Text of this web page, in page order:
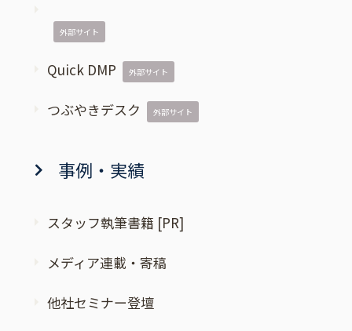
外部サイト
Quick DMP 外部サイト
つぶやきデスク 外部サイト
事例・実績
スタッフ執筆書籍 [PR]
メディア連載・寄稿
他社セミナー登壇